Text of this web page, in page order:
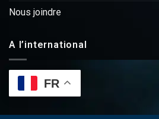
Nous joindre
A l’international
FR